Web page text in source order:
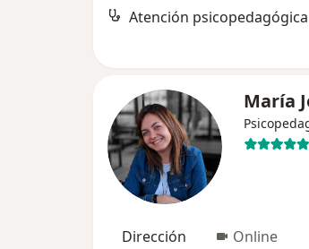
Atención psicopedagógica
María
Dirección Online